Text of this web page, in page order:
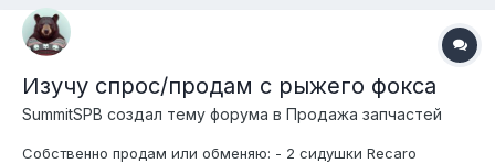
Изучу спрос/продам c рыжего фокса
SummitSPB создал тему форума в Продажа запчастей
Собственно продам или обменяю: - 2 сидушки Recaro